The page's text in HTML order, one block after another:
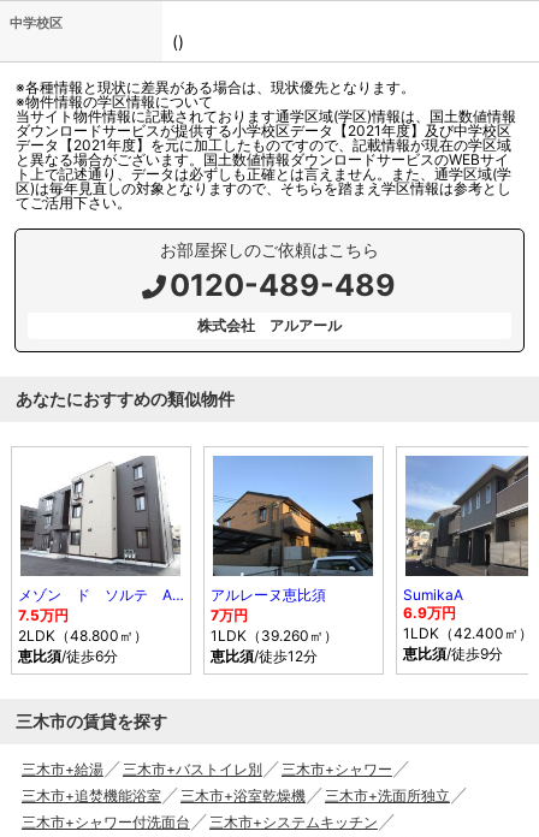
中学校区
()
※各種情報と現状に差異がある場合は、現状優先となります。
※物件情報の学区情報について
当サイト物件情報に記載されております通学区域(学区)情報は、国土数値情報
ダウンロードサービスが提供する小学校区データ【2021年度】及び中学校区
データ【2021年度】を元に加工したものですので、記載情報が現在の学区域
と異なる場合がございます。国土数値情報ダウンロードサービスのWEBサイ
ト上で記述通り、データは必ずしも正確とは言えません。また、通学区域(学
区)は毎年見直しの対象となりますので、そちらを踏まえ学区情報は参考とし
てご活用下さい。
お部屋探しのご依頼はこちら
0120-489-489
株式会社 アルアール
あなたにおすすめの類似物件
メゾン ド ソルテ A棟
7.5万円
2LDK（48.800㎡）
恵比須/徒歩6分
アルレーヌ恵比須
7万円
1LDK（39.260㎡）
恵比須/徒歩12分
SumikaA
6.9万円
1LDK（42.400㎡）
恵比須/徒歩9分
三木市の賃貸を探す
三木市+給湯 三木市+バストイレ別
三木市+シャワー
三木市+追焚機能浴室
三木市+浴室乾燥機
三木市+洗面所独立
三木市+シャワー付洗面台
三木市+システムキッチン